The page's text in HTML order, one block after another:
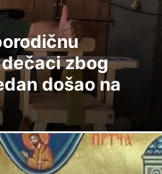
zbog
došao na